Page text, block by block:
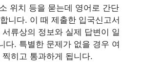
위치 등을 묻는데 영어로 간단
니다. 이 때 제출한 입국신고서
류상의 정보와 실제 답변이 일
다. 특별한 문제가 없을 경우 여
히고 통과하게 됩니다.